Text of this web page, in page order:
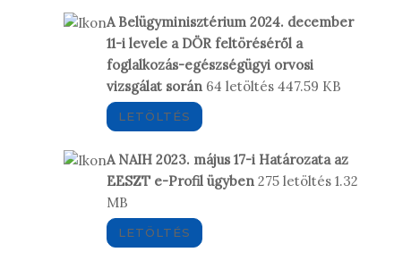
A Belügyminisztérium 2024. december
11-i levele a DÖR feltöréséről a
foglalkozás-egészségügyi orvosi
vizsgálat során 64 letöltés 447.59 KB
LETÖLTÉS
A NAIH 2023. május 17-i Határozata az
EESZT e-Profil ügyben 275 letöltés 1.32
MB
LETÖLTÉS